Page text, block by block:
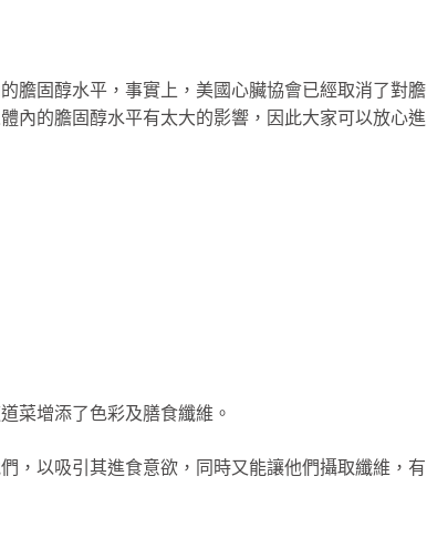
膽固醇水平，事實上，美國心臟協會已經取消了對膽
內的膽固醇水平有太大的影響，因此大家可以放心進
菜增添了色彩及膳食纖維。
，以吸引其進食意欲，同時又能讓他們攝取纖維，有